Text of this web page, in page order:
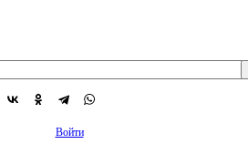
Войти